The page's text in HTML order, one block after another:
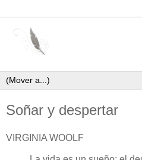
Soñar y despertar
VIRGINIA WOOLF